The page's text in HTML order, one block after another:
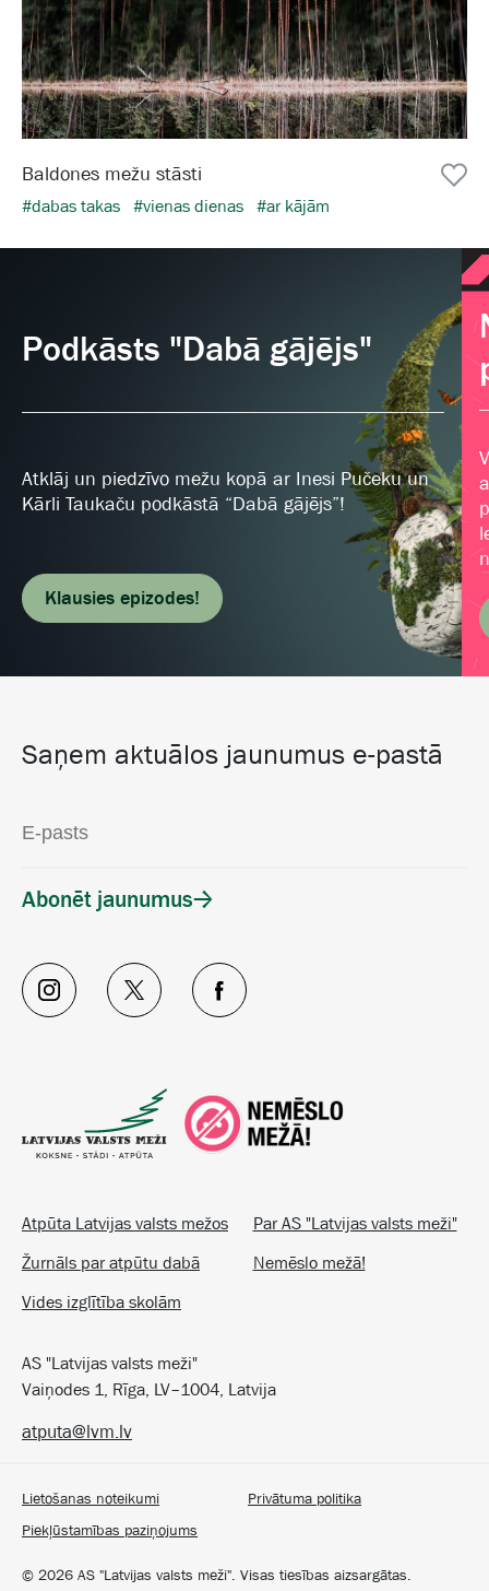
Baldones mežu stāsti
#dabas takas #vienas dienas #ar kājām
Podkāsts "Dabā gājējs"
Atklāj un piedzīvo mežu kopā ar Inesi Pučeku un
Kārli Taukaču podkāstā “Dabā gājējs”!
Klausies epizodes!
Atpūta Latvijas valsts mežos
Par AS "Latvijas valsts meži"
Žurnāls par atpūtu dabā
Nemēslo mežā!
Vides izglītība skolām
AS "Latvijas valsts meži"
Vaiņodes 1, Rīga, LV–1004, Latvija
Saņem aktuālos jaunumus e-pastā
Abonēt jaunumus
© 2026 AS "Latvijas valsts meži". Visas tiesības aizsargātas.
Lietošanas noteikumi
Privātuma politika
Piekļūstamības paziņojums
atputa@lvm.lv